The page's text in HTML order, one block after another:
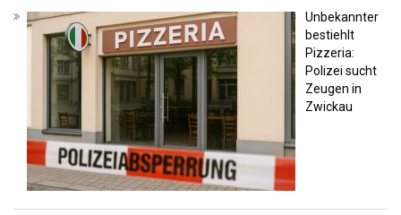
Unbekannter
bestiehlt
Pizzeria:
Polizei sucht
Zeugen in
Zwickau